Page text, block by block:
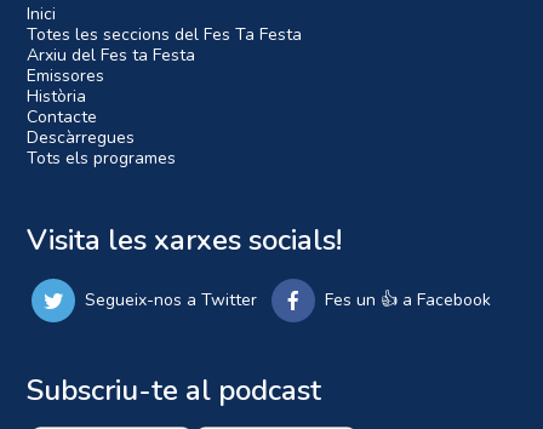
Inici
Totes les seccions del Fes Ta Festa
Arxiu del Fes ta Festa
Emissores
Història
Contacte
Descàrregues
Tots els programes
Visita les xarxes socials!
Segueix-nos a Twitter Fes un 👍 a Facebook
Subscriu-te al podcast